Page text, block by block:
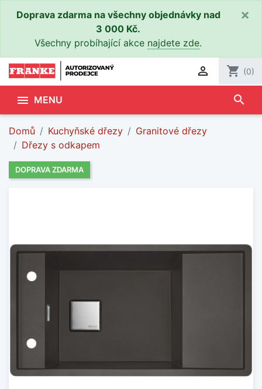
Doprava zdarma na všechny objednávky nad
3 000 Kč.
Všechny probíhající akce najdete zde.
×
 shopping_cart (0)
 MENU search
Domů Kuchyňské dřezy
Granitové dřezy
Dřezy s odkapem
DOPRAVA ZDARMA